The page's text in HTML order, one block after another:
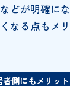
どが明確に
なる点もメ
側にもメリッ